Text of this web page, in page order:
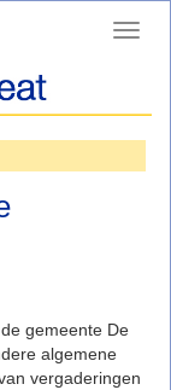
gemeente De
algemene
vergaderingen